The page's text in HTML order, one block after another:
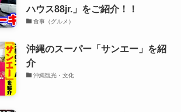
ハウス88jr.」をご紹介！！
食事（グルメ）
沖縄のスーパー「サンエー」を紹
介
沖縄観光・文化